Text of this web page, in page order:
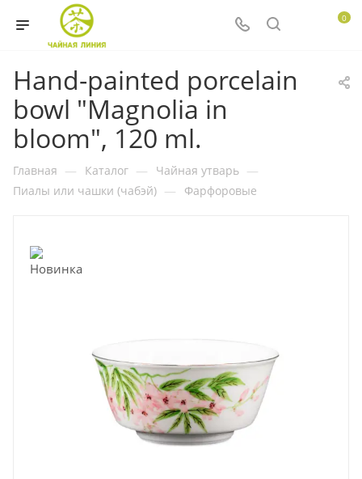
0
Hand-painted porcelain
bowl "Magnolia in
bloom", 120 ml.
Главная — Каталог — Чайная утварь —
Пиалы или чашки (чабэй) — Фарфоровые